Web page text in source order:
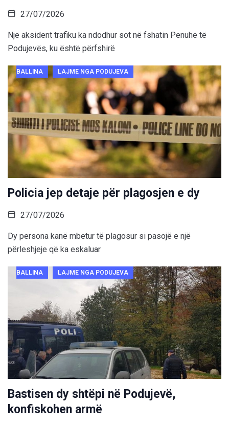
27/07/2026
Një aksident trafiku ka ndodhur sot në fshatin Penuhë të
Podujevës, ku është përfshirë
BALLINA LAJME NGA PODUJEVA
Policia jep detaje për plagosjen e dy
27/07/2026
Dy persona kanë mbetur të plagosur si pasojë e një
përleshjeje që ka eskaluar
BALLINA LAJME NGA PODUJEVA
Bastisen dy shtëpi në Podujevë,
konfiskohen armë